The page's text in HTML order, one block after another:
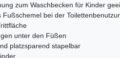
zum Waschbecken für Kinder
Fußschemel bei der
unter den Füßen
platzsparend stapelbar